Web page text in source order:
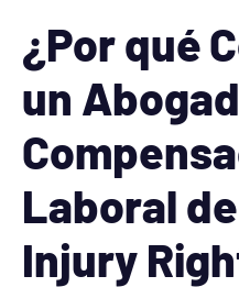
¿Por qué
un
Laboral
Injury